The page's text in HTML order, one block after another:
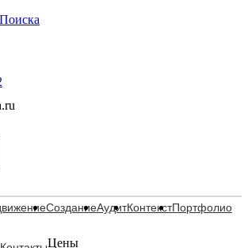
СозданиеАудитКонтекстПортфолио
Цены